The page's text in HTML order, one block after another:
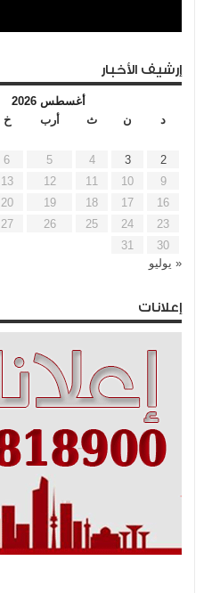
إرشيف الأخبار
أغسطس 2026
د
ن ث أرب خ
2
3
4
5
6
9
10
11
12
13
16
17
18
19
20
23
24
25
26
27
30
31
« يوليو
إعلانات